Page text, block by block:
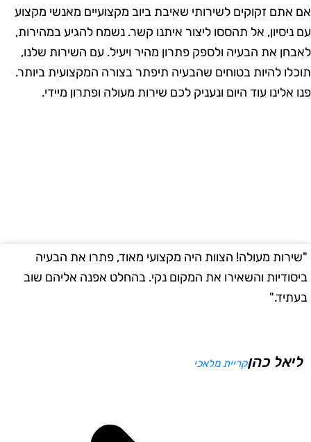
אתם זקוקים לשירותי שאיבת ביוב מקצועיים מאנשי מקצוע
ניסיון, אל תהססו ליצור איתנו קשר. נשמח להגיע במהירות,
את הבעיה ולספק פתרון מהיר ויעיל. עם השירות שלנו,
להיות בטוחים שהבעיה תיפתר בצורה המקצועית ביותר.
אלינו עוד היום ונעניק לכם שירות מעולה ופתרון מיידי.
מעולה! הצוות היה מקצועי מאוד, פתרו את הבעיה
והשאירו את המקום נקי. בהחלט אפנה אליהם שוב
ליאל כהןקריית מלאכי